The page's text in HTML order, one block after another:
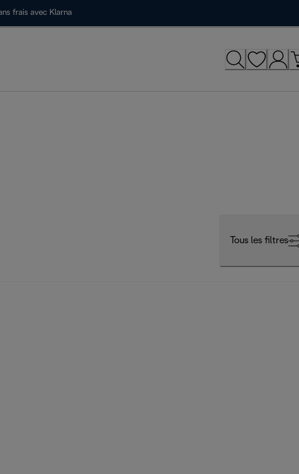
frais avec Klarna
Tous les filtres